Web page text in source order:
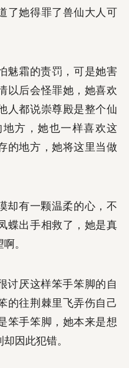
了她得罪了兽仙大人可
魅霜的责罚，可是她害
以后会怪罪她，她喜欢
人都说崇尊殿是整个仙
方，她也一样喜欢这
的地方，她将这里当做
却有一颗温柔的心，不
蝶出手相救了，她是真
。
讨厌这样笨手笨脚的自
的往荆棘里飞弄伤自己
笨手笨脚，她本来是想
因此犯错。